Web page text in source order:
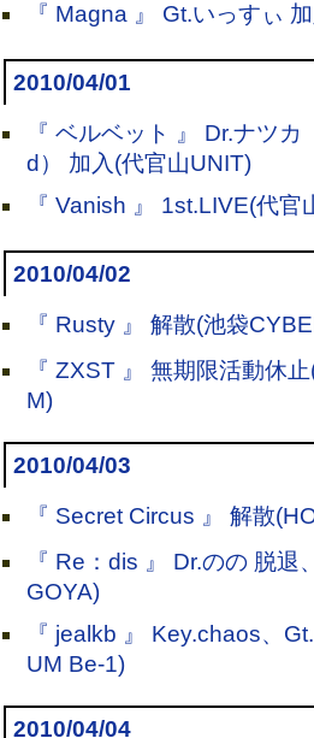
『 Magna 』 Gt.いっすぃ 加
2010/04/01
『 ベルベット 』 Dr.ナツ
d） 加入(代官山UNIT)
『 Vanish 』 1st.LIVE(代官
2010/04/02
『 Rusty 』 解散(池袋
『 ZXST 』 無期限活動休
M)
2010/04/03
『 Secret Circus 』 解散
『 Re：dis 』 Dr.のの 脱
GOYA)
『 jealkb 』 Key.chaos、
UM Be-1)
2010/04/04